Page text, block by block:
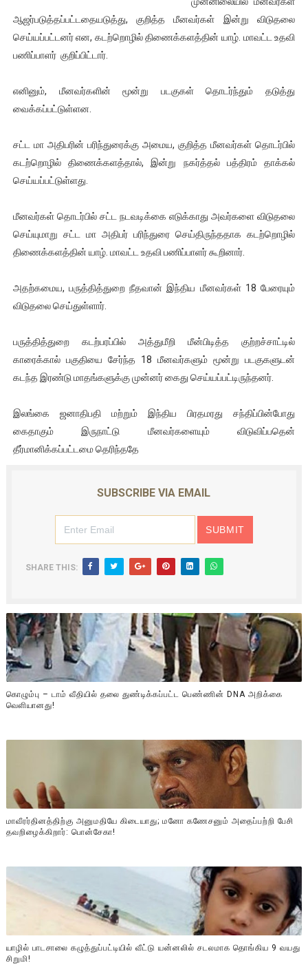
இளையராஜா – கமல் அவசர சந்திப்பு (படங்கள், விடியோ)
ஜனாதிபதி ஐக்கிய நாடுகளின் பொதுச் சபை கூட்டத்தில் இன்று
வலிமை தான் அஜித் திரைப்பயணத்திலே அதிக காலெக்ஷன் செய்த
அல்வா கொடுக்கின்றது இலங்கை!
ஆஜர்படுத்தப்பட்டதையடுத்து, குறித்த மீனவர்கள் இன்று விடுதலை
செய்யப்பட்டனர் என, கடற்றொழில் திணைக்களத்தின் யாழ். மாவட்ட உதவி
பணிப்பாளர் குறிப்பிட்டார்.
எனினும், மீனவர்களின் மூன்று படகுகள் தொடர்ந்தும் தடுத்து
வைக்கப்பட்டுள்ளன.
சட்ட மா அதிபரின் பரிந்துரைக்கு அமைய, குறித்த மீனவர்கள் தொடர்பில்
கடற்றொழில் திணைக்களத்தால், இன்று நகர்த்தல் பத்திரம் தாக்கல்
செய்யப்பட்டுள்ளது.
மீனவர்கள் தொடர்பில் சட்ட நடவடிக்கை எடுக்காது அவர்களை விடுதலை
செய்யுமாறு சட்ட மா அதிபர் பரிந்துரை செய்திருந்ததாக கடற்றொழில்
திணைக்களத்தின் யாழ். மாவட்ட உதவி பணிப்பாளர் கூறினார்.
அதற்கமைய, பருத்தித்துறை நீதவான் இந்திய மீனவர்கள் 18 பேரையும்
விடுதலை செய்துள்ளார்.
பருத்தித்துறை கடற்பரப்பில் அத்துமீறி மீன்பிடித்த குற்றச்சாட்டில்
காரைக்கால் பகுதியை சேர்ந்த 18 மீனவர்களும் மூன்று படகுகளுடன்
கடந்த இரண்டு மாதங்களுக்கு முன்னர் கைது செய்யப்பட்டிருந்தனர்.
இலங்கை ஜனாதிபதி மற்றும் இந்திய பிரதமரது சந்திப்பின்போது
கைதாகும் இருநாட்டு மீனவர்களையும் விடுவிப்பதென்
தீர்மானிக்கப்பட்டமை தெரிந்ததே
SUBSCRIBE VIA EMAIL
SHARE THIS:
கொழும்பு – டாம் வீதியில் தலை துண்டிக்கப்பட்ட பெண்ணின் DNA அறிக்கை
வௌியானது!
மாவீரர்தினத்திற்கு அனுமதியே கிடையாது; மனோ கணேசனும் அதைப்பற்றி பேசி
தவறிழைக்கிறார்: பொன்சேகா!
யாழில் பாடசாலை கழுத்துப்பட்டியில் வீட்டு யன்னலில் சடலமாக தொங்கிய 9 வயது
சிறுமி!